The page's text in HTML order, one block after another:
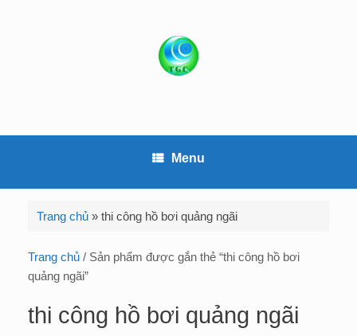
Menu
Trang chủ »thi công hồ bơi quảng ngãi
Trang chủ / Sản phẩm được gắn thẻ “thi công hồ bơi
quảng ngãi”
thi công hồ bơi quảng ngãi